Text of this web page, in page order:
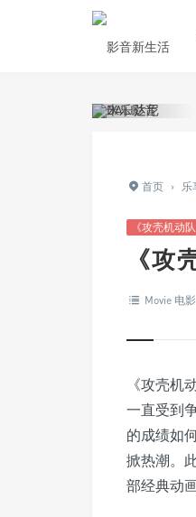
首页 › 乐
《攻壳机动队
《攻
Movie 电影
《攻壳机
一直受到
的成绩如
掀热潮。
部经典动